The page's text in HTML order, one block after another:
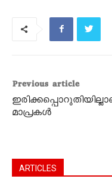
Previous article
മാപ്രകൾ
ARTICLES